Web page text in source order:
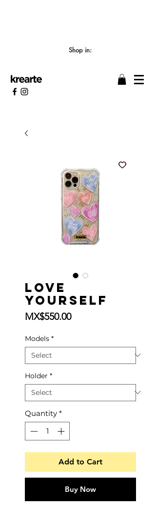
Shop in:
Love
yourself
MX$550.00Price
Models *
Holder *
Quantity *
Add to Cart
Buy Now